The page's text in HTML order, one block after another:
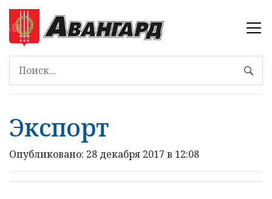
Экспорт
Опубликовано: 28 декабря 2017 в 12:08